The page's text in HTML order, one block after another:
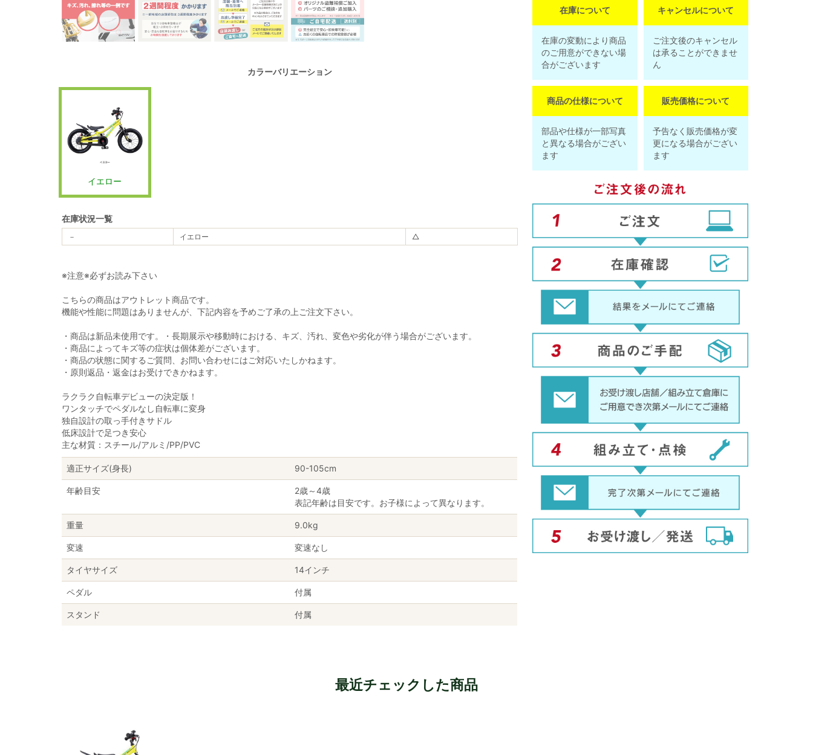
カラーバリエーション
イエロー
在庫状況一覧
－ イエロー △
※注意※必ずお読み下さい
こちらの商品はアウトレット商品です。
機能や性能に問題はありませんが、下記内容を予めご了承の上ご注文下さい。
・商品は新品未使用です。・長期展示や移動時における、キズ、汚れ、変色や劣化が伴う場合がございます。
・商品によってキズ等の症状は個体差がございます。
・商品の状態に関するご質問、お問い合わせにはご対応いたしかねます。
・原則返品・返金はお受けできかねます。
ラクラク自転車デビューの決定版！
ワンタッチでペダルなし自転車に変身
独自設計の取っ手付きサドル
低床設計で足つき安心
主な材質：スチール/アルミ/PP/PVC
適正サイズ(身長) 90-105cm
年齢目安
2歳～4歳
表記年齢は目安です。お子様によって異なります。
重量 9.0kg
変速 変速なし
タイヤサイズ 14インチ
ペダル 付属
スタンド 付属
在庫について
在庫の変動により商品
のご用意ができない場
合がございます
キャンセルについて
ご注文後のキャンセル
は承ることができませ
ん
商品の仕様について
部品や仕様が一部写真
と異なる場合がござい
ます
販売価格について
予告なく販売価格が変
更になる場合がござい
ます
最近チェックした商品